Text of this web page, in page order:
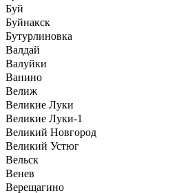
Буй
Буйнакск
Бутурлиновка
Валдай
Валуйки
Ванино
Велиж
Великие Луки
Великие Луки-1
Великий Новгород
Великий Устюг
Вельск
Венев
Верещагино